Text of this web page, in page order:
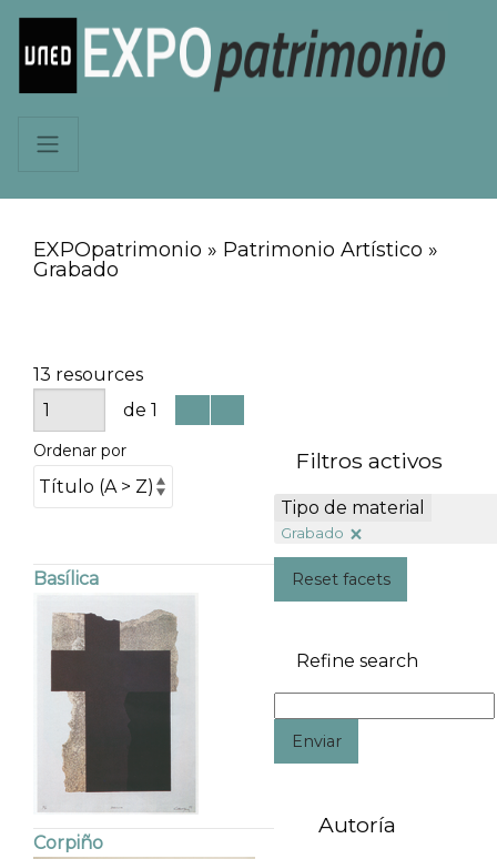
EXPOpatrimonio » Patrimonio Artístico »
Grabado
13 resources
de 1
Ordenar por
Basílica
Corpiño
Filtros activos
Tipo de material
Grabado
Reset facets
Refine search
Enviar
Autoría